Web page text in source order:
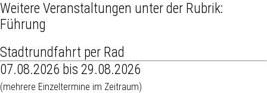
Weitere Veranstaltungen unter der Rubrik:
Führung
Stadtrundfahrt per Rad
07.08.2026 bis 29.08.2026
(mehrere Einzeltermine im Zeitraum)